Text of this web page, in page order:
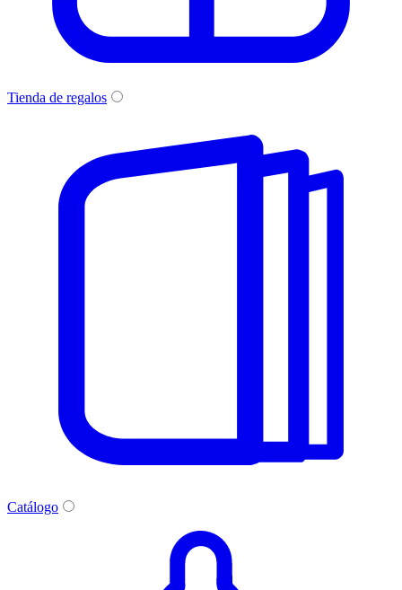
Tienda de regalos
Catálogo